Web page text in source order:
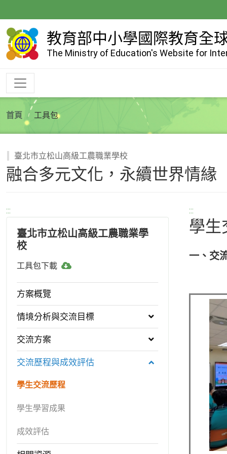
到
主
內
教育部中小學國際教育全
The Ministry of Education's Website for
首頁 工具包
臺北市立松山高級工農職業學校
融合多元文化，永續世界情緣
:::
臺北市立松山高級工農職業學
校
工具包下載
工
載
方案概覽
情境分析與交流目標
交流方案
交流歷程與成效評估
學生交流歷程
學生學習成果
成效評估
:::
學生
一、交